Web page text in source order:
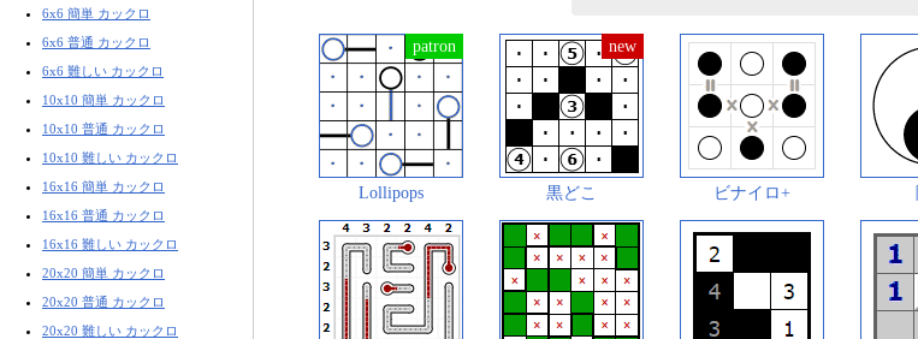
6x6 簡単 カックロ
6x6 普通 カックロ
6x6 難しい カックロ
10x10 簡単 カックロ
10x10 普通 カックロ
10x10 難しい カックロ
16x16 簡単 カックロ
16x16 普通 カックロ
16x16 難しい カックロ
20x20 簡単 カックロ
20x20 普通 カックロ
20x20 難しい カックロ
Lollipops 黒どこ ビナイロ+